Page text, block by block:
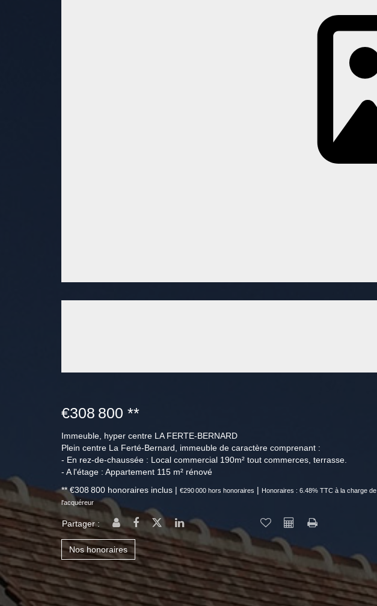
€308 800 **
Immeuble, hyper centre LA FERTE-BERNARD
Plein centre La Ferté-Bernard, immeuble de caractère comprenant :
- En rez-de-chaussée : Local commercial 190m² tout commerces, terrasse.
- A l'étage : Appartement 115 m² rénové
** €308 800 honoraires inclus | €290 000 hors honoraires | Honoraires : 6.48% TTC à la charge de
l'acquéreur
Partager :
Nos honoraires